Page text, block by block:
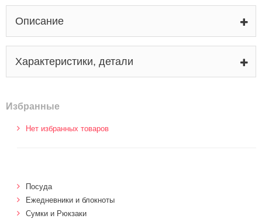
Описание
Характеристики, детали
Избранные
Нет избранных товаров
Посуда
Ежедневники и блокноты
Сумки и Рюкзаки